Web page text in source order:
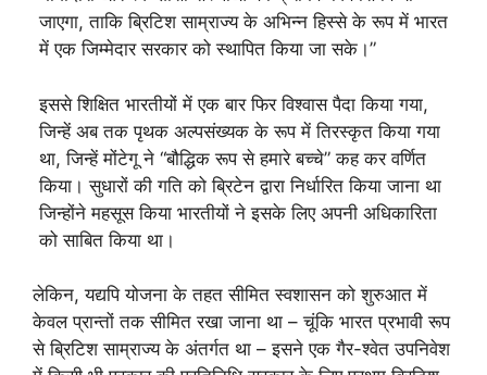
जाएगा, ताकि ब्रिटिश साम्राज्य के अभिन्न हिस्से के रूप में भारत
में एक जिम्मेदार सरकार को स्थापित किया जा सके।”
इससे शिक्षित भारतीयों में एक बार फिर विश्वास पैदा किया गया,
जिन्हें अब तक पृथक अल्पसंख्यक के रूप में तिरस्कृत किया गया
था, जिन्हें मोंटेगू ने “बौद्धिक रूप से हमारे बच्चे” कह कर वर्णित
किया। सुधारों की गति को ब्रिटेन द्वारा निर्धारित किया जाना था
जिन्होंने महसूस किया भारतीयों ने इसके लिए अपनी अधिकारिता
को साबित किया था।
लेकिन, यद्यपि योजना के तहत सीमित स्वशासन को शुरुआत में
केवल प्रान्तों तक सीमित रखा जाना था – चूंकि भारत प्रभावी रूप
से ब्रिटिश साम्राज्य के अंतर्गत था – इसने एक गैर-श्वेत उपनिवेश